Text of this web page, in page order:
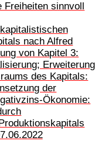
Freiheiten sinnvoll
nach Alfred
von Kapitel 3:
Erweiterung
des Kapitals:
der
Ökonomie: